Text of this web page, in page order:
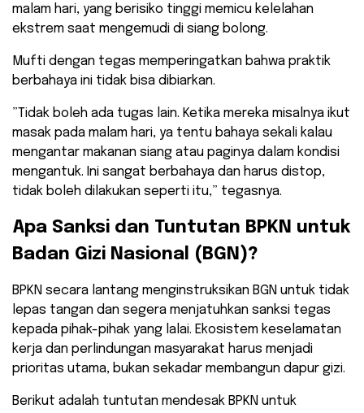
malam hari, yang berisiko tinggi memicu kelelahan
ekstrem saat mengemudi di siang bolong.
​Mufti dengan tegas memperingatkan bahwa praktik
berbahaya ini tidak bisa dibiarkan.
​”Tidak boleh ada tugas lain. Ketika mereka misalnya ikut
masak pada malam hari, ya tentu bahaya sekali kalau
mengantar makanan siang atau paginya dalam kondisi
mengantuk. Ini sangat berbahaya dan harus distop,
tidak boleh dilakukan seperti itu,” tegasnya.
​Apa Sanksi dan Tuntutan BPKN untuk
Badan Gizi Nasional (BGN)?
​BPKN secara lantang menginstruksikan BGN untuk tidak
lepas tangan dan segera menjatuhkan sanksi tegas
kepada pihak-pihak yang lalai. Ekosistem keselamatan
kerja dan perlindungan masyarakat harus menjadi
prioritas utama, bukan sekadar membangun dapur gizi.
​Berikut adalah tuntutan mendesak BPKN untuk